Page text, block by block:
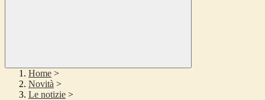
Home >
Novità >
Le notizie >